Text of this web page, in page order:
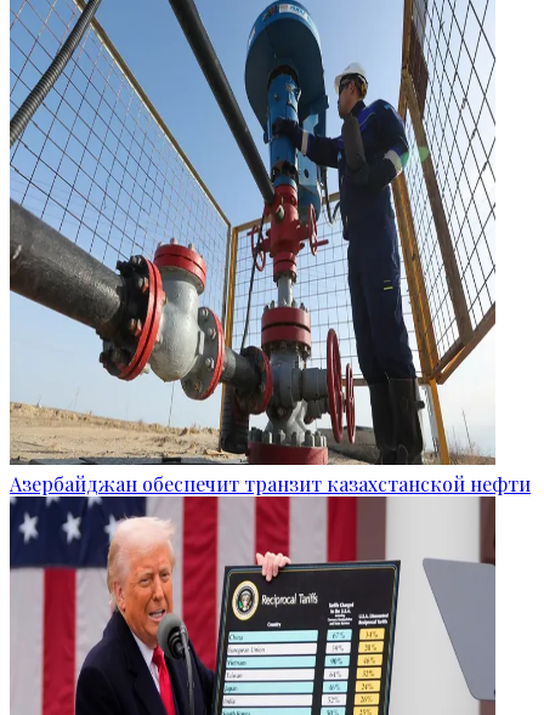
Азербайджан обеспечит транзит казахстанской нефти